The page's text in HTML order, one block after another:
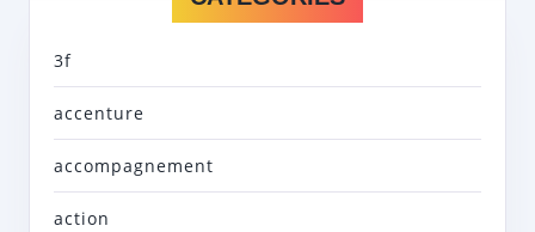
3f
accenture
accompagnement
action